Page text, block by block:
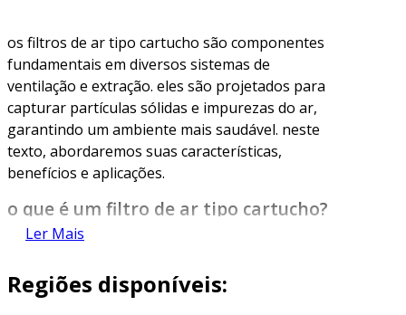
os filtros de ar tipo cartucho são componentes
fundamentais em diversos sistemas de
ventilação e extração. eles são projetados para
capturar partículas sólidas e impurezas do ar,
garantindo um ambiente mais saudável. neste
texto, abordaremos suas características,
benefícios e aplicações.
o que é um filtro de ar tipo cartucho?
umfiltro de ar tipo cartucho
cartucho. este cartucho é frequentemente feito
Ler Mais
Regiões disponíveis: